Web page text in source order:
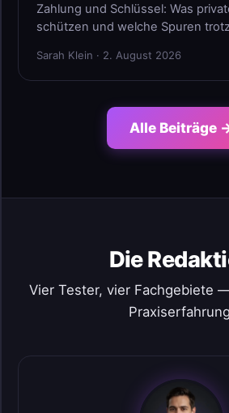
Zahlung und Schlüssel: Was
schützen und welche Spuren
Sarah Klein · 2. August 2026
Alle Beiträge
Die
Vier Tester, vier Fachgebiete